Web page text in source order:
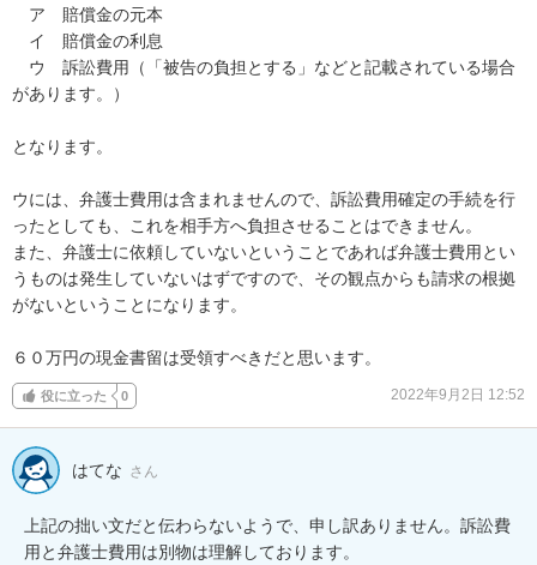
ア　賠償金の元本
イ　賠償金の利息
ウ　訴訟費用（「被告の負担とする」などと記載されている場合
があります。）
となります。
ウには、弁護士費用は含まれませんので、訴訟費用確定の手続を行
ったとしても、これを相手方へ負担させることはできません。
また、弁護士に依頼していないということであれば弁護士費用とい
うものは発生していないはずですので、その観点からも請求の根拠
がないということになります。
６０万円の現金書留は受領すべきだと思います。
役に立った 0 2022年9月2日 12:52
はてな さん
上記の拙い文だと伝わらないようで、申し訳ありません。訴訟費
用と弁護士費用は別物は理解しております。